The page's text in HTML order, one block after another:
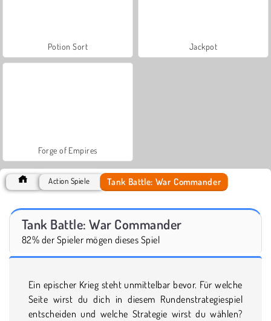
Potion Sort Jackpot
Forge of Empires
Action Spiele Tank Battle: War Commander
Tank Battle: War Commander
82% der Spieler mögen dieses Spiel
Ein epischer Krieg steht unmittelbar bevor. Für welche
Seite wirst du dich in diesem Rundenstrategiespiel
entscheiden und welche Strategie wirst du wählen?